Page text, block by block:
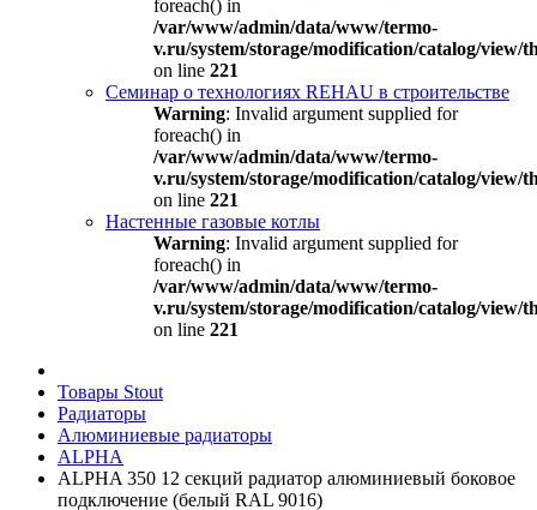
foreach() in
/var/www/admin/data/www/termo-
v.ru/system/storage/modification/catalog/view/
on line 221
Семинар о технологиях REHAU в строительстве
Warning: Invalid argument supplied for
foreach() in
/var/www/admin/data/www/termo-
v.ru/system/storage/modification/catalog/view/
on line 221
Настенные газовые котлы
Warning: Invalid argument supplied for
foreach() in
/var/www/admin/data/www/termo-
v.ru/system/storage/modification/catalog/view/
on line 221
Товары Stout
Радиаторы
Алюминиевые радиаторы
ALPHA
ALPHA 350 12 секций радиатор алюминиевый боковое
подключение (белый RAL 9016)